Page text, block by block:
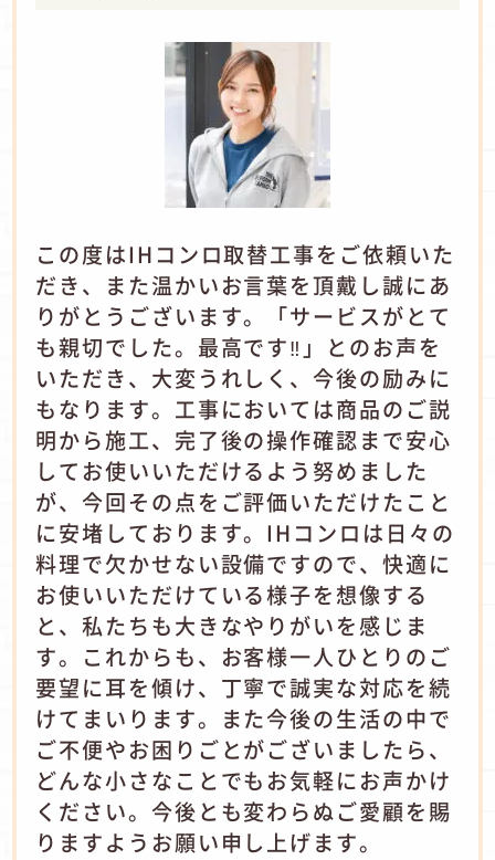
この度はIHコンロ取替工事をご依頼いた
だき、また温かいお言葉を頂戴し誠にあ
りがとうございます。「サービスがとて
も親切でした。最高です‼」とのお声を
いただき、大変うれしく、今後の励みに
もなります。工事においては商品のご説
明から施工、完了後の操作確認まで安心
してお使いいただけるよう努めました
が、今回その点をご評価いただけたこと
に安堵しております。IHコンロは日々の
料理で欠かせない設備ですので、快適に
お使いいただけている様子を想像する
と、私たちも大きなやりがいを感じま
す。これからも、お客様一人ひとりのご
要望に耳を傾け、丁寧で誠実な対応を続
けてまいります。また今後の生活の中で
ご不便やお困りごとがございましたら、
どんな小さなことでもお気軽にお声かけ
ください。今後とも変わらぬご愛顧を賜
りますようお願い申し上げます。